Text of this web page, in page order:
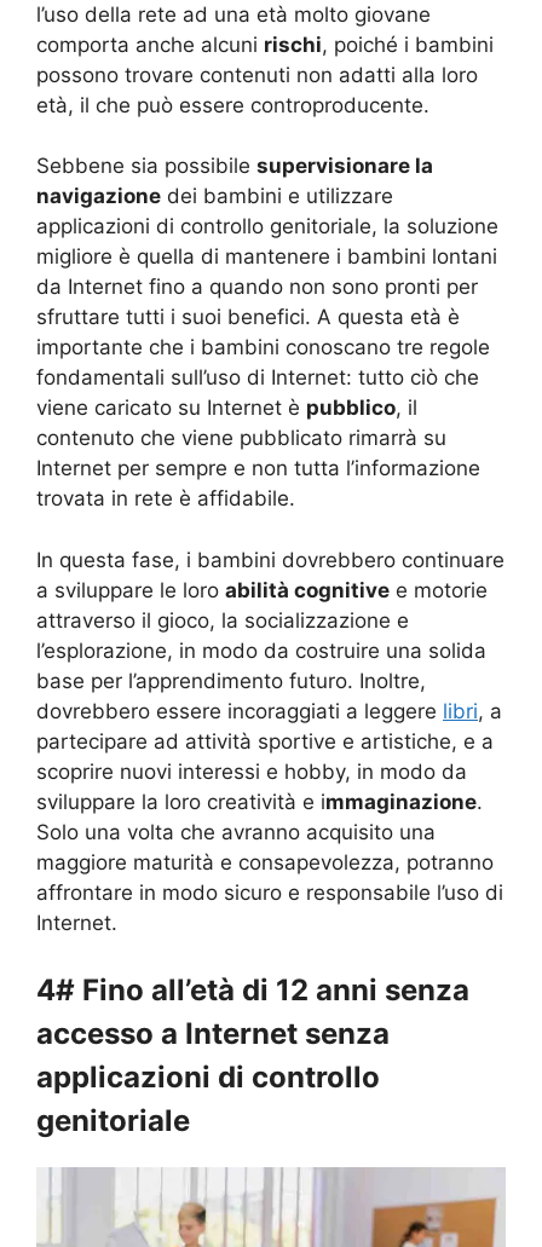
l’uso della rete ad una età molto giovane
comporta anche alcuni rischi, poiché i bambini
possono trovare contenuti non adatti alla loro
età, il che può essere controproducente.
Sebbene sia possibile supervisionare la
navigazione dei bambini e utilizzare
applicazioni di controllo genitoriale, la soluzione
migliore è quella di mantenere i bambini lontani
da Internet fino a quando non sono pronti per
sfruttare tutti i suoi benefici. A questa età è
importante che i bambini conoscano tre regole
fondamentali sull’uso di Internet: tutto ciò che
viene caricato su Internet è pubblico, il
contenuto che viene pubblicato rimarrà su
Internet per sempre e non tutta l’informazione
trovata in rete è affidabile.
In questa fase, i bambini dovrebbero continuare
a sviluppare le loro abilità cognitive e motorie
attraverso il gioco, la socializzazione e
l’esplorazione, in modo da costruire una solida
base per l’apprendimento futuro. Inoltre,
dovrebbero essere incoraggiati a leggere libri, a
partecipare ad attività sportive e artistiche, e a
scoprire nuovi interessi e hobby, in modo da
sviluppare la loro creatività e immaginazione.
Solo una volta che avranno acquisito una
maggiore maturità e consapevolezza, potranno
affrontare in modo sicuro e responsabile l’uso di
Internet.
4# Fino all’età di 12 anni senza
accesso a Internet senza
applicazioni di controllo
genitoriale